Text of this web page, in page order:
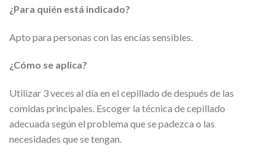
¿Para quién está indicado?
Apto para personas con las encías sensibles.
¿Cómo se aplica?
Utilizar 3 veces al día en el cepillado de después de las
comidas principales. Escoger la técnica de cepillado
adecuada según el problema que se padezca o las
necesidades que se tengan.